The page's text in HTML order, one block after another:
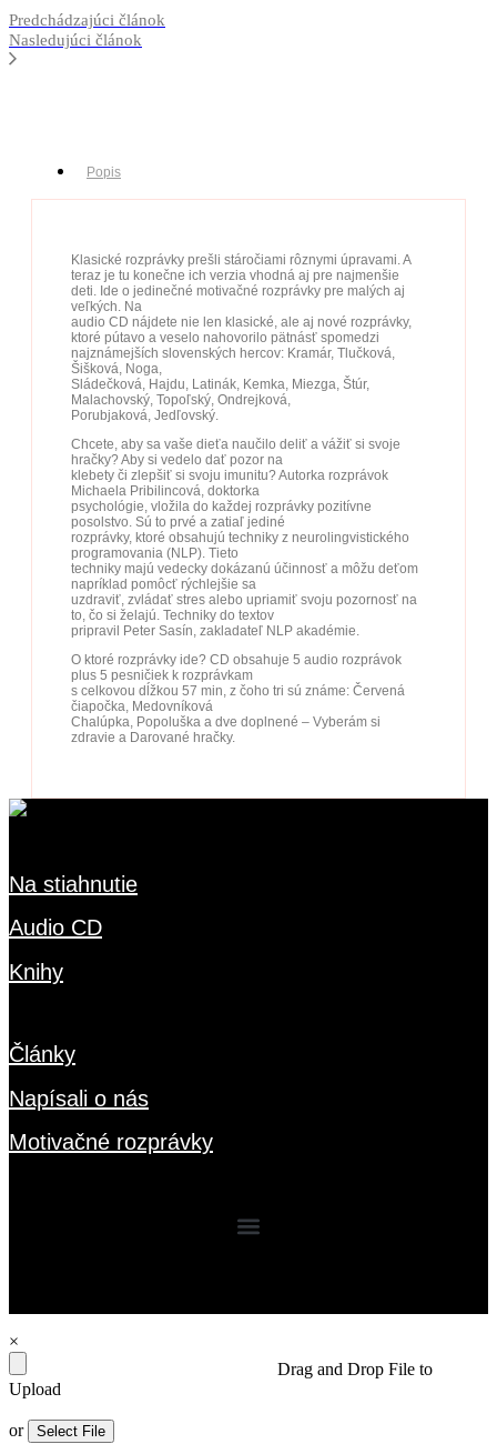
Predchádzajúci článok
Nasledujúci článok
Popis
Klasické rozprávky prešli stáročiami rôznymi úpravami. A
teraz je tu konečne ich verzia vhodná aj pre najmenšie
deti. Ide o jedinečné motivačné rozprávky pre malých aj
veľkých. Na
audio CD nájdete nie len klasické, ale aj nové rozprávky,
ktoré pútavo a veselo nahovorilo pätnásť spomedzi
najznámejších slovenských hercov: Kramár, Tlučková,
Šišková, Noga,
Sládečková, Hajdu, Latinák, Kemka, Miezga, Štúr,
Malachovský, Topoľský, Ondrejková,
Porubjaková, Jedľovský.
Chcete, aby sa vaše dieťa naučilo deliť a vážiť si svoje
hračky? Aby si vedelo dať pozor na
klebety či zlepšiť si svoju imunitu? Autorka rozprávok
Michaela Pribilincová, doktorka
psychológie, vložila do každej rozprávky pozitívne
posolstvo. Sú to prvé a zatiaľ jediné
rozprávky, ktoré obsahujú techniky z neurolingvistického
programovania (NLP). Tieto
techniky majú vedecky dokázanú účinnosť a môžu deťom
napríklad pomôcť rýchlejšie sa
uzdraviť, zvládať stres alebo upriamiť svoju pozornosť na
to, čo si želajú. Techniky do textov
pripravil Peter Sasín, zakladateľ NLP akadémie.
O ktoré rozprávky ide? CD obsahuje 5 audio rozprávok
plus 5 pesničiek k rozprávkam
s celkovou dĺžkou 57 min, z čoho tri sú známe: Červená
čiapočka, Medovníková
Chalúpka, Popoluška a dve doplnené – Vyberám si
zdravie a Darované hračky.
Na stiahnutie
Audio CD
Knihy
Články
Napísali o nás
Motivačné rozprávky
×
Drag and Drop File to
Upload
or Select File